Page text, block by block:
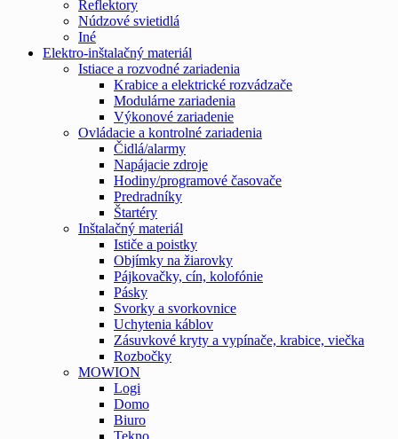
Reflektory
Núdzové svietidlá
Iné
Elektro-inštalačný materiál
Istiace a rozvodné zariadenia
Krabice a elektrické rozvádzače
Modulárne zariadenia
Výkonové zariadenie
Ovládacie a kontrolné zariadenia
Čidlá/alarmy
Napájacie zdroje
Hodiny/programové časovače
Predradníky
Štartéry
Inštalačný materiál
Ističe a poistky
Objímky na žiarovky
Pájkovačky, cín, kolofónie
Pásky
Svorky a svorkovnice
Uchytenia káblov
Zásuvkové kryty a vypínače, krabice, viečka
Rozbočky
MOWION
Logi
Domo
Biuro
Tekno